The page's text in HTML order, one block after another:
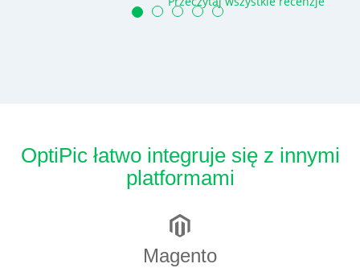
OptiPic łatwo integruje się z innymi
platformami
Magento